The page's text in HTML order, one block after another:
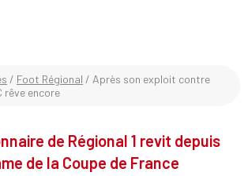
/ Foot Régional / Après son exploit contre
rêve encore
de Régional 1 revit depuis
de la Coupe de France